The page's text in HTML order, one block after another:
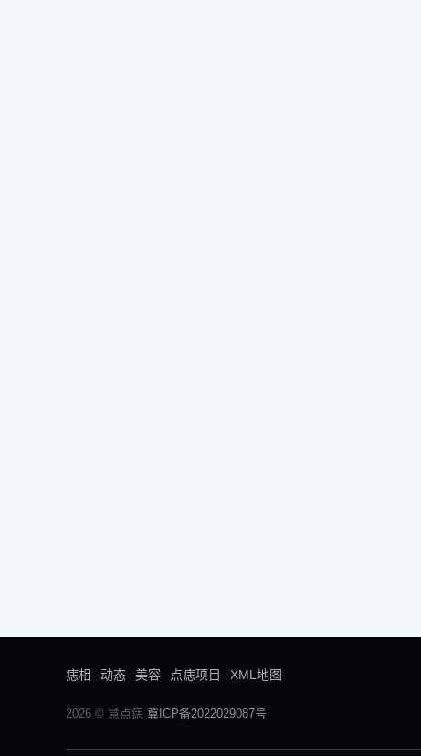
痣相 动态 美容 点痣项目 XML地图
2026 © 慧点痣 冀ICP备2022029087号